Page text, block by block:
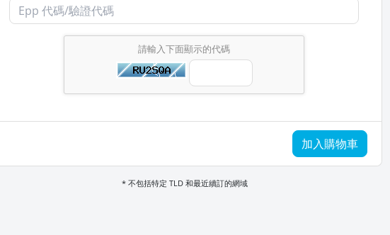
請輸入下面顯示的代碼
加入購物車
* 不包括特定 TLD 和最近續訂的網域